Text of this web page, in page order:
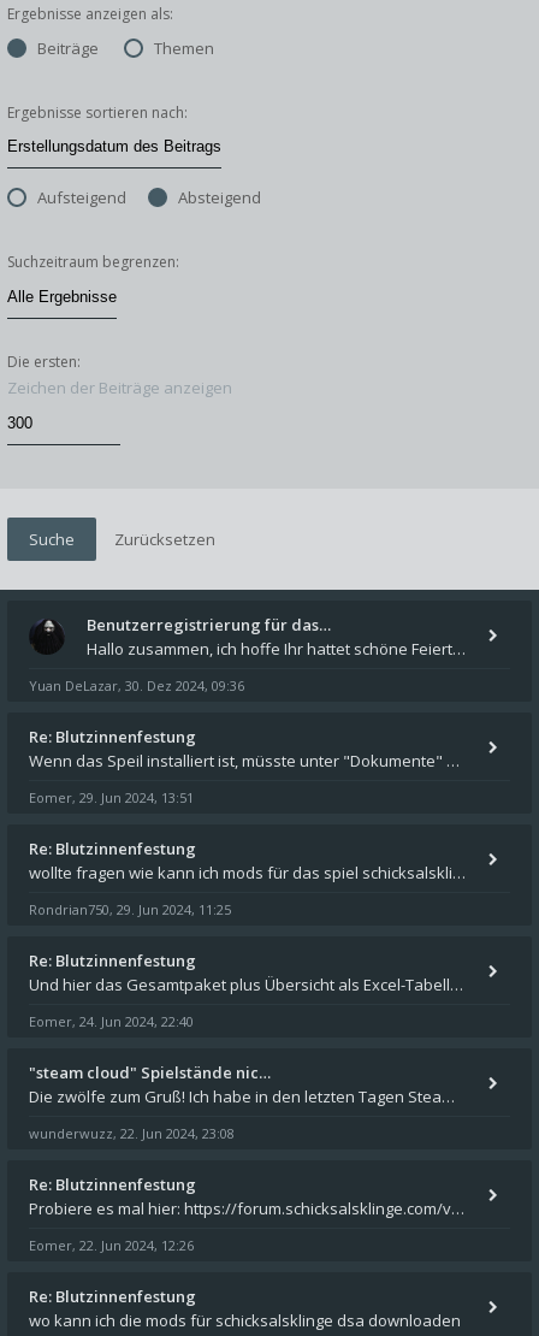
Ergebnisse anzeigen als:
Beiträge Themen
Ergebnisse sortieren nach:
Aufsteigend Absteigend
Suchzeitraum begrenzen:
Die ersten:
Zeichen der Beiträge anzeigen
Benutzerregistrierung für das…
Hallo zusammen, ich hoffe Ihr hattet schöne Feiertage und kommt auch gut ins neue Jahr. Ich schreibe hier kurz zur Infor
Yuan DeLazar, 30. Dez 2024, 09:36
Re: Blutzinnenfestung
Wenn das Speil installiert ist, müsste unter "Dokumente" auf Deinem Rechner ein Verzeichnis "blade of destiny" sein. Dar
Eomer, 29. Jun 2024, 13:51
Re: Blutzinnenfestung
wollte fragen wie kann ich mods für das spiel schicksalsklinge in das spieleverzeichnis kopieren und in welches
Rondrian750, 29. Jun 2024, 11:25
Re: Blutzinnenfestung
Und hier das Gesamtpaket plus Übersicht als Excel-Tabelle: https://forum.schicksalsklinge.com/viewtopic.php?f=239&t=156
Eomer, 24. Jun 2024, 22:40
"steam cloud" Spielstände nic…
Die zwölfe zum Gruß! Ich habe in den letzten Tagen Steam auf meinem Desktop PC mit Windows 11 installiert und über Steam
wunderwuzz, 22. Jun 2024, 23:08
Re: Blutzinnenfestung
Probiere es mal hier: https://forum.schicksalsklinge.com/viewtopic.php?f=239&t=15661
Eomer, 22. Jun 2024, 12:26
Re: Blutzinnenfestung
wo kann ich die mods für schicksalsklinge dsa downloaden